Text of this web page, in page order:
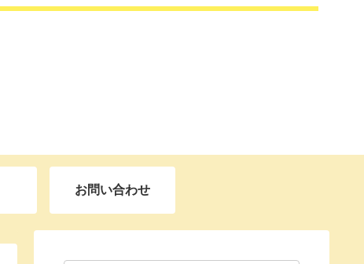
お問い合わせ